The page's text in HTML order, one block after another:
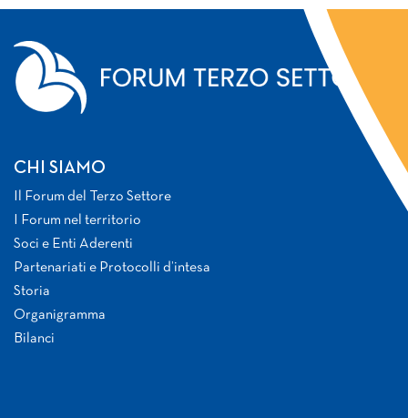
CHI SIAMO
Il Forum del Terzo Settore
I Forum nel territorio
Soci e Enti Aderenti
Partenariati e Protocolli d’intesa
Storia
Organigramma
Bilanci